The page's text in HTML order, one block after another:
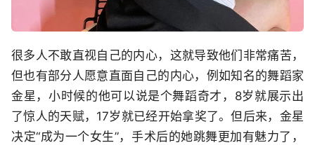
很多人不敢直视自己的内心，这就导致他们非常痛苦，
但也有部分人愿意直面自己的内心，例如知名的舞蹈家
金星，小时候的他可以说是个舞蹈奇才，8岁就展示出
了惊人的天赋，17岁就已经开始拿奖了。但后来，金星
决定“成为一个女生”，手术后的她跳舞更加有魅力了，